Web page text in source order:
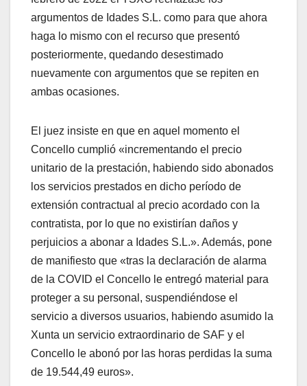
argumentos de Idades S.L. como para que ahora
haga lo mismo con el recurso que presentó
posteriormente, quedando desestimado
nuevamente con argumentos que se repiten en
ambas ocasiones.
El juez insiste en que en aquel momento el
Concello cumplió «incrementando el precio
unitario de la prestación, habiendo sido abonados
los servicios prestados en dicho período de
extensión contractual al precio acordado con la
contratista, por lo que no existirían daños y
perjuicios a abonar a Idades S.L.». Además, pone
de manifiesto que «tras la declaración de alarma
de la COVID el Concello le entregó material para
proteger a su personal, suspendiéndose el
servicio a diversos usuarios, habiendo asumido la
Xunta un servicio extraordinario de SAF y el
Concello le abonó por las horas perdidas la suma
de 19.544,49 euros».